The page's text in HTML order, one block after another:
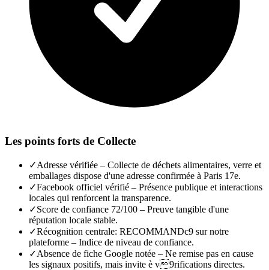
Les points forts de Collecte
✓Adresse vérifiée – Collecte de déchets alimentaires, verre et
emballages dispose d'une adresse confirmée à Paris 17e.
✓Facebook officiel vérifié – Présence publique et interactions
locales qui renforcent la transparence.
✓Score de confiance 72/100 – Preuve tangible d'une
réputation locale stable.
✓Récognition centrale: RECOMMANDc9 sur notre
plateforme – Indice de niveau de confiance.
✓Absence de fiche Google notée – Ne remise pas en cause
les signaux positifs, mais invite è v9rifications directes.